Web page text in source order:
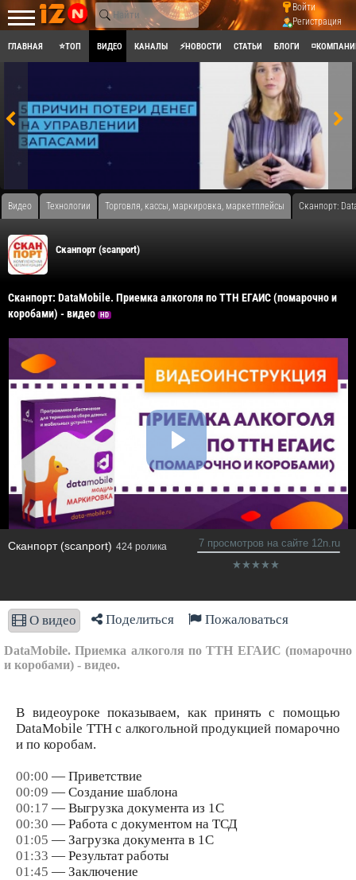
Войти
Регистрация
ГЛАВНАЯ ⭐ТОП ВИДЕО КАНАЛЫ ⚡НОВОСТИ СТАТЬИ БЛОГИ
Видео Технологии Торговля, кассы, маркировка, маркетплейсы Сканпорт:
Сканпорт (scanport)
Сканпорт: DataMobile. Приемка алкоголя по ТТН ЕГАИС (помарочно и
коробами) - видео
HD
Сканпорт (scanport) 424 ролика 7 просмотров на сайте 12n.ru
О видео Поделиться Пожаловаться
DataMobile. Приемка алкоголя по ТТН ЕГАИС (помарочно
и коробами) - видео.
В видеоуроке показываем, как принять с помощью
DataMobile ТТН с алкогольной продукцией помарочно
и по коробам.
00:00 — Приветствие
00:09 — Создание шаблона
00:17 — Выгрузка документа из 1С
00:30 — Работа с документом на ТСД
01:05 — Загрузка документа в 1С
01:33 — Результат работы
01:45 — Заключение